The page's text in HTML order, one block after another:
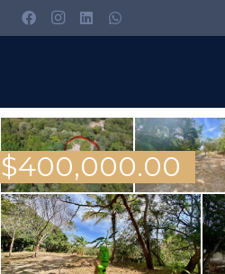
$400,000.00